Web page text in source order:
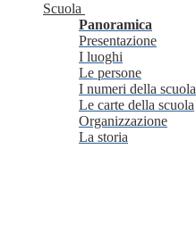
Scuola
Panoramica
Presentazione
I luoghi
Le persone
I numeri della scuola
Le carte della scuola
Organizzazione
La storia